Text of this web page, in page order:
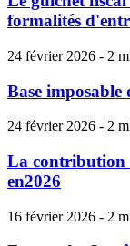
formalités
24 février 2026 - 2
Base
24 février 2026 - 2
La contribution
en2026
16 février 2026 - 2